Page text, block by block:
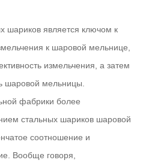
шариков является ключом к
к шаровой мельнице,
измельчения, а затем
шаровой мельницы.
фабрики более
стальных шариков шаровой
соотношение и
Вообще говоря,